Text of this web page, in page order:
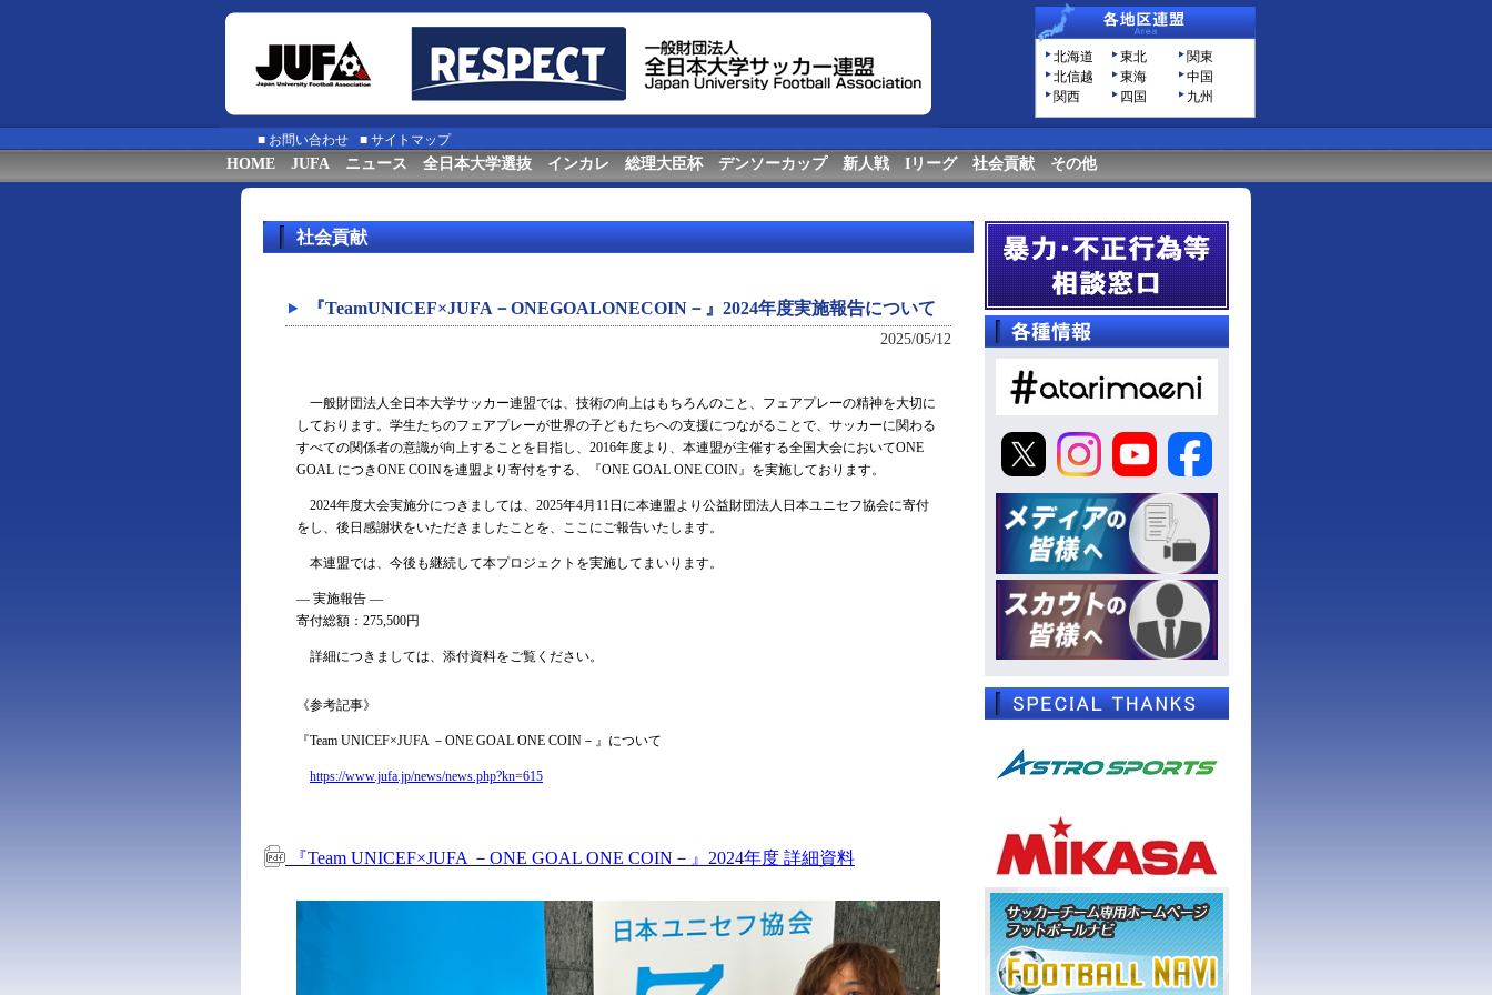
北海道 東北
関東
北信越
東海
中国
関西
四国 九州
■ お問い合わせ ■ サイトマップ
HOME JUFA ニュース 全日本大学選抜 インカレ 総理大臣杯 デンソーカップ 新人戦 Iリーグ 社会貢献 その他
社会貢献
『TeamUNICEF×JUFA－ONEGOALONECOIN－』2024年度実施報告について
2025/05/12
一般財団法人全日本大学サッカー連盟では、技術の向上はもちろんのこと、フェアプレーの精神を大切に
しております。学生たちのフェアプレーが世界の子どもたちへの支援につながることで、サッカーに関わる
すべての関係者の意識が向上することを目指し、2016年度より、本連盟が主催する全国大会においてONE
GOAL につきONE COINを連盟より寄付をする、『ONE GOAL ONE COIN』を実施しております。
2024年度大会実施分につきましては、2025年4月11日に本連盟より公益財団法人日本ユニセフ協会に寄付
をし、後日感謝状をいただきましたことを、ここにご報告いたします。
本連盟では、今後も継続して本プロジェクトを実施してまいります。
― 実施報告 ―
寄付総額：275,500円
詳細につきましては、添付資料をご覧ください。
《参考記事》
『Team UNICEF×JUFA －ONE GOAL ONE COIN－』について
https://www.jufa.jp/news/news.php?kn=615
『Team UNICEF×JUFA －ONE GOAL ONE COIN－』2024年度 詳細資料